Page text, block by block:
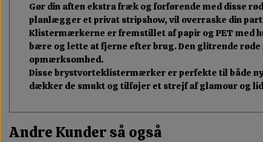
Gør din aften ekstra fræk og forførende med disse
planlægger et privat stripshow, vil overraske din
Klistermærkerne er fremstillet af papir og PET med
bære og lette at fjerne efter brug. Den glitrende
opmærksomhed.
Disse brystvorteklistermærker er perfekte til både
dækker de smukt og tilføjer et strejf af glamour og
Andre Kunder så også